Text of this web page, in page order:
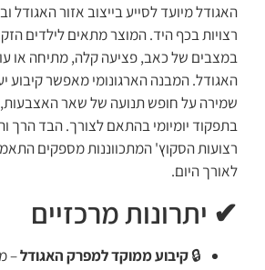
האגודל מיועד לסייע בייצוב אזור האגודל
רצויות בכף היד. המוצר מתאים לילדים
במצבים של כאב, פציעה קלה, מתיחה או
האגודל. המבנה הארגונומי מאפשר קיבוע
שמירה על חופש תנועה של שאר
בתפקוד יומיומי בהתאם לצורך. הבד הרך
רצועות הסקוץ' המתכווננות מספקים
לאורך היום.
✔ יתרונות מרכזיים
🔒קיבוע ממוקד למפרק האגודל–